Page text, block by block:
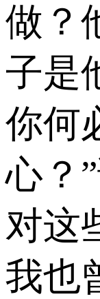
做？
子是
你何
心？
对这
我也